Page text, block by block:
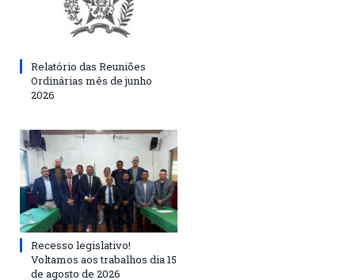
Relatório das Reuniões
Ordinárias mês de junho
2026
Recesso legislativo!
Voltamos aos trabalhos dia 15
de agosto de 2026